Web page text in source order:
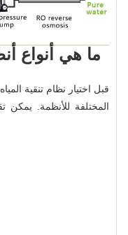
ما هي أنواع
قبل اختيار نظام تنقية
المختلفة للأنظمة. يمكن